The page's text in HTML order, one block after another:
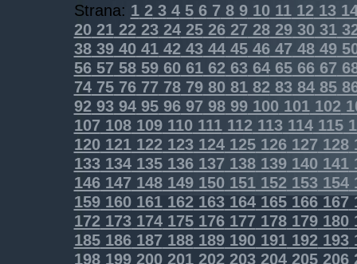
Strana: 12345678910111213
202122232425262728293031
383940414243444546474849
565758596061626364656667
747576777879808182838485
9293949596979899100101102
107108109110111112113114115
120121122123124125126127 128
133134135136137138139140 141
146147148149150151152153154
159160161162163164165166167
172173174175176177178179180
185186187188189190191192193
198199200201202203204205206